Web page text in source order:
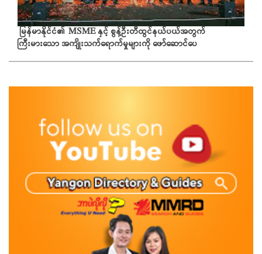
မြန်မာနိုင်ငံ၏ MSME နှင့် စွန့်ဦးတီထွင်နယ်ပယ်အတွက်
ကြီးမားသော အကျိုးသက်ရောက်မှုများကို ဖော်ဆောင်ပေ